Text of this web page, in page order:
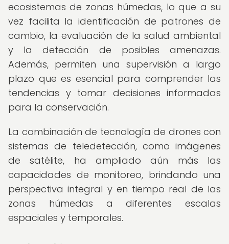
ecosistemas de zonas húmedas, lo que a su
vez facilita la identificación de patrones de
cambio, la evaluación de la salud ambiental
y la detección de posibles amenazas.
Además, permiten una supervisión a largo
plazo que es esencial para comprender las
tendencias y tomar decisiones informadas
para la conservación.
La combinación de tecnología de drones con
sistemas de teledetección, como imágenes
de satélite, ha ampliado aún más las
capacidades de monitoreo, brindando una
perspectiva integral y en tiempo real de las
zonas húmedas a diferentes escalas
espaciales y temporales.